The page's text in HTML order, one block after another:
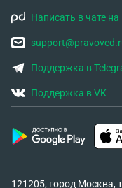
Написать в чате
Поддержка в
Поддержка в VK
121205, город Москва,